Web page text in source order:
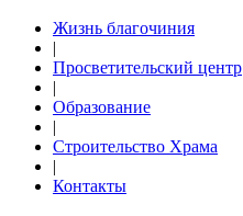
Жизнь благочиния
|
Просветительский центр
|
Образование
|
Строительство Храма
|
Контакты